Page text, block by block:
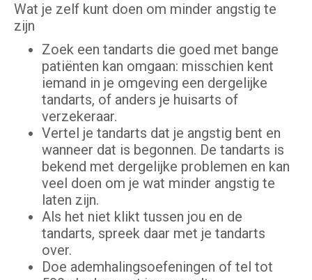
Wat je zelf kunt doen om minder angstig te
zijn
Zoek een tandarts die goed met bange
patiënten kan omgaan: misschien kent
iemand in je omgeving een dergelijke
tandarts, of anders je huisarts of
verzekeraar.
Vertel je tandarts dat je angstig bent en
wanneer dat is begonnen. De tandarts is
bekend met dergelijke problemen en kan
veel doen om je wat minder angstig te
laten zijn.
Als het niet klikt tussen jou en de
tandarts, spreek daar met je tandarts
over.
Doe ademhalingsoefeningen of tel tot